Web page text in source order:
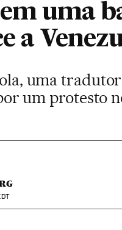
uma
a
uma
um protesto